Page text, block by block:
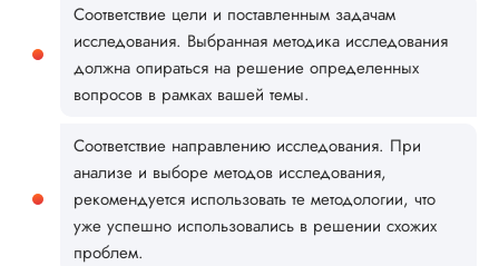
Соответствие цели и поставленным задачам
исследования. Выбранная методика исследования
должна опираться на решение определенных
вопросов в рамках вашей темы.
Соответствие направлению исследования. При
анализе и выборе методов исследования,
рекомендуется использовать те методологии, что
уже успешно использовались в решении схожих
проблем.